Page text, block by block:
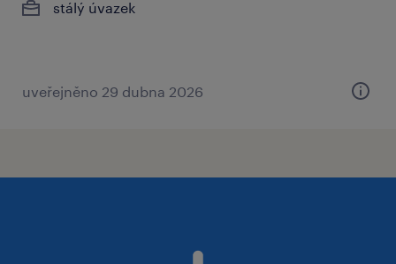
stálý úvazek
uveřejněno 29 dubna 2026